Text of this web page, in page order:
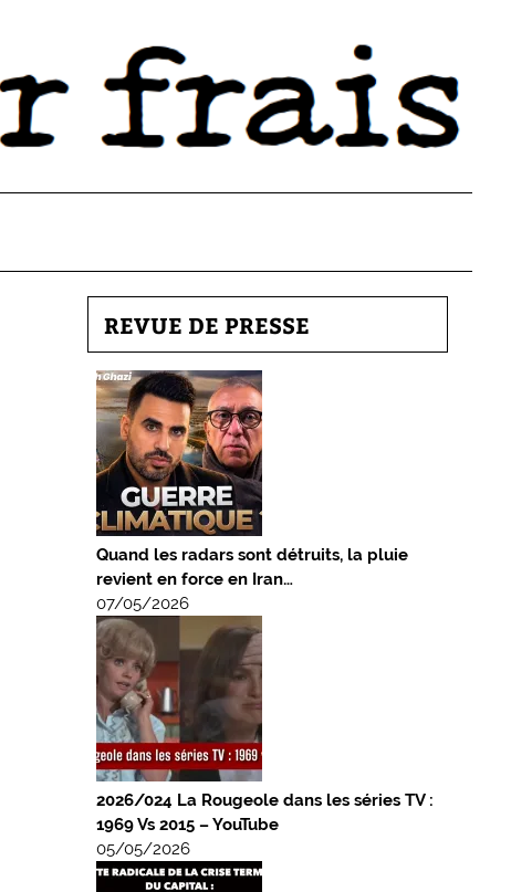
REVUE DE PRESSE
Quand les radars sont détruits, la pluie
revient en force en Iran…
07/05/2026
2026/024 La Rougeole dans les séries TV :
1969 Vs 2015 – YouTube
05/05/2026